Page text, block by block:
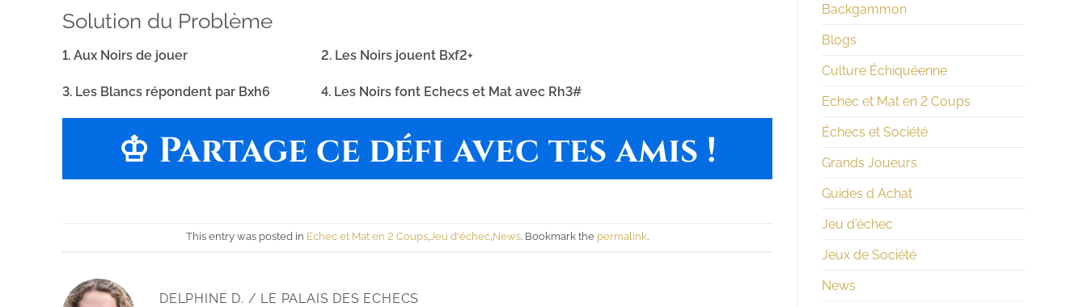
Solution du Problème
1. Aux Noirs de jouer 2. Les Noirs jouent Bxf2+
3. Les Blancs répondent par Bxh6 4. Les Noirs font Echecs et Mat avec Rh3#
♔ Partage ce défi avec tes amis !
This entry was posted in Echec et Mat en 2 Coups, Jeu d'échec, News. Bookmark the permalink.
DELPHINE D. / LE PALAIS DES ECHECS
Backgammon
Blogs
Culture Échiquéenne
Echec et Mat en 2 Coups
Échecs et Société
Grands Joueurs
Guides d Achat
Jeu d'échec
Jeux de Société
News